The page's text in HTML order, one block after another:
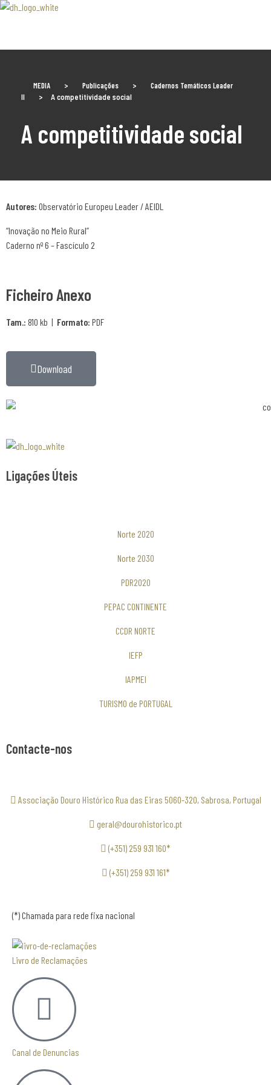
MEDIA > Publicações >
Cadernos Temáticos Leader
II
> A competitividade social
A competitividade social
Autores: Observatório Europeu Leader / AEIDL
“Inovação no Meio Rural”
Caderno nº 6 – Fascículo 2
Ficheiro Anexo
Tam.: 810 kb | Formato: PDF
Download
Ligações Úteis
Norte 2020
Norte 2030
PDR2020
PEPAC CONTINENTE
CCDR NORTE
IEFP
IAPMEI
TURISMO de PORTUGAL
Contacte-nos
Associação Douro Histórico Rua das Eiras 5060-320, Sabrosa, Portugal
geral@dourohistorico.pt
(+351) 259 931 160*
(+351) 259 931 161*
(*) Chamada para rede fixa nacional
Livro de Reclamações
Canal de Denuncias